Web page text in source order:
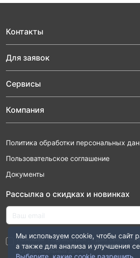
Контакты
Для заявок
Сервисы
Компания
Политика обработки персональных
Пользовательское соглашение
Документы
Рассылка о скидках и новинках
Нажимая “Подписаться”, я даю свое
персональных данных в соответствии с
“О персональных данных”
Мы используем cookie, чтобы сайт
а также для анализа и улучшения
Выберите, какие cookie разрешить